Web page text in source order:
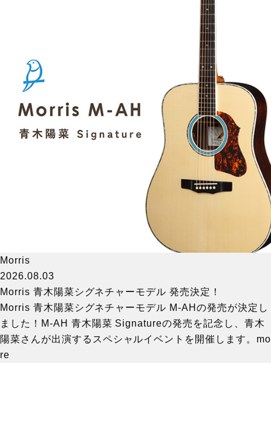
Morris
2026.08.03
Morris 青木陽菜シグネチャーモデル 発売決定！
Morris 青木陽菜シグネチャーモデル M-AHの発売が決定し
ました！M-AH 青木陽菜 Signatureの発売を記念し、青木
陽菜さんが出演するスペシャルイベントを開催します。 mo
re